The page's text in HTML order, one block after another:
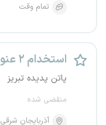
تمام وقت
استخدام ۲ عنوان شغلی
پاتن پدیده تبریز
منقضی شده
آذربایجان شرقی